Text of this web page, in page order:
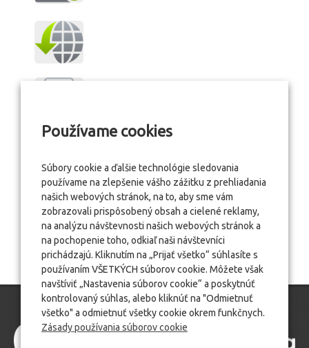
Používame cookies
Súbory cookie a ďalšie technológie sledovania
používame na zlepšenie vášho zážitku z prehliadania
našich webových stránok, na to, aby sme vám
zobrazovali prispôsobený obsah a cielené reklamy,
na analýzu návštevnosti našich webových stránok a
na pochopenie toho, odkiaľ naši návštevníci
prichádzajú. Kliknutím na „Prijať všetko“ súhlasíte s
používaním VŠETKÝCH súborov cookie. Môžete však
navštíviť „Nastavenia súborov cookie“ a poskytnúť
kontrolovaný súhlas, alebo kliknúť na "Odmietnuť
všetko" a odmietnuť všetky cookie okrem funkčnych.
Zásady používania súborov cookie